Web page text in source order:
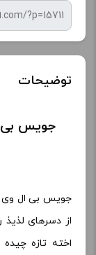
توضیحات
جویس بی ال وی
از دسرهای
اخته تازه